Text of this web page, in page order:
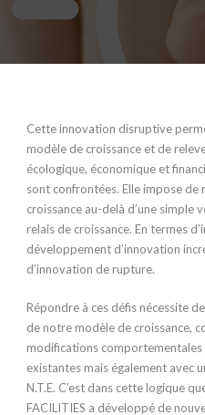
Cette innovation disruptive
modèle de croissance et de
écologique, économique et
sont confrontées. Elle impose de
croissance au-delà d’une
relais de croissance. En termes
développement d’innovation
d’innovation de rupture.
Répondre à ces défis nécessite
de notre modèle de croissance,
modifications comportementales
existantes mais également avec
N.T.E. C’est dans cette logique
FACILITIES a développé de